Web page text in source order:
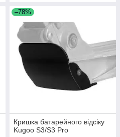
–78%
Кришка батарейного відсіку
Kugoo S3/S3 Pro